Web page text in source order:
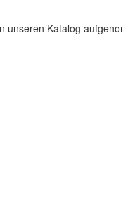
unseren Katalog